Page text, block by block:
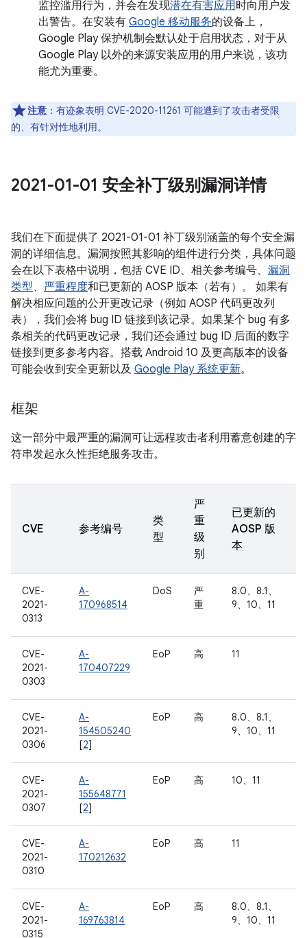
监控滥用行为，并会在发现潜在有害应用时向用户发
出警告。在安装有 Google 移动服务的设备上，
Google Play 保护机制会默认处于启用状态，对于从
Google Play 以外的来源安装应用的用户来说，该功
能尤为重要。
注意 ：有迹象表明 CVE-2020-11261 可能遭到了攻击者受限
的、有针对性地利用。
2021-01-01 安全补丁级别漏洞详情
我们在下面提供了 2021-01-01 补丁级别涵盖的每个安全漏
洞的详细信息。漏洞按照其影响的组件进行分类，具体问题
会在以下表格中说明，包括 CVE ID、相关参考编号、 漏洞
类型、 严重程度和已更新的 AOSP 版本（若有）。 如果有
解决相应问题的公开更改记录（例如 AOSP 代码更改列
表），我们会将 bug ID 链接到该记录。如果某个 bug 有多
条相关的代码更改记录，我们还会通过 bug ID 后面的数字
链接到更多参考内容。搭载 Android 10 及更高版本的设备
可能会收到安全更新以及 Google Play 系统更新。
框架
这一部分中最严重的漏洞可让远程攻击者利用蓄意创建的字
符串发起永久性拒绝服务攻击。
CVE 参考编号
类
型
严
重
级
别
已更新的
AOSP 版
本
CVE-
2021-
0313
A-
170968514
DoS
严
重
8.0、8.1、
9、10、11
CVE-
2021-
0303
A-
170407229
EoP 高 11
CVE-
2021-
0306
A-
154505240
[2]
EoP 高
8.0、8.1、
9、10、11
CVE-
2021-
0307
A-
155648771
[2]
EoP 高 10、11
CVE-
2021-
0310
A-
170212632
EoP 高 11
CVE-
2021-
0315
A-
169763814
EoP 高
8.0、8.1、
9、10、11